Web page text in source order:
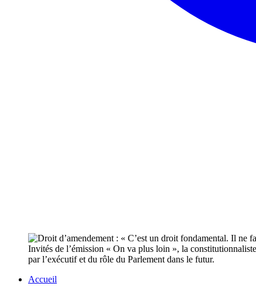
Invités de l’émission « On va plus loin », la
par l’exécutif et du rôle du Parlement dans le futur.
Accueil